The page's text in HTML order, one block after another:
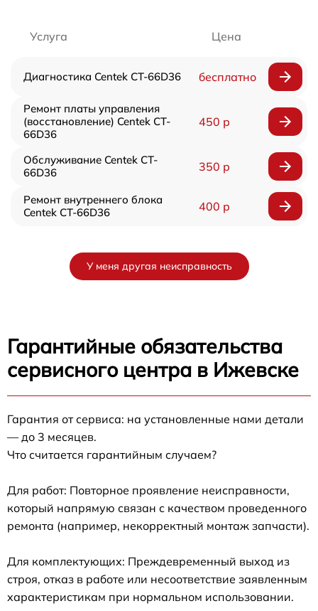
Услуга Цена
Диагностика Centek CT-66D36 бесплатно
Ремонт платы управления
(восстановление) Centek CT-
66D36
450 р
Обслуживание Centek CT-
66D36
350 р
Ремонт внутреннего блока
Centek CT-66D36
400 р
У меня другая неисправность
Гарантийные обязательства
сервисного центра в Ижевске
Гарантия от сервиса: на установленные нами детали
— до 3 месяцев.
Что считается гарантийным случаем?
Для работ: Повторное проявление неисправности,
который напрямую связан с качеством проведенного
ремонта (например, некорректный монтаж запчасти).
Для комплектующих: Преждевременный выход из
строя, отказ в работе или несоответствие заявленным
характеристикам при нормальном использовании.